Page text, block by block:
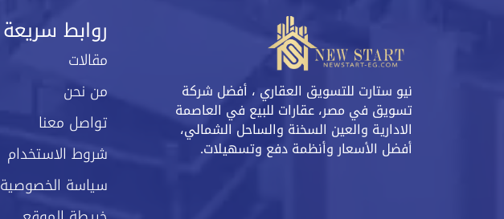
نيو ستارت للتسويق العقاري ، أفضل شركة
تسويق في مصر، عقارات للبيع في العاصمة
الادارية والعين السخنة والساحل الشمالي،
أفضل الأسعار وأنظمة دفع وتسهيلات.
روابط سريعة
مقالات
من نحن
تواصل معنا
شروط الاستخدام
سياسة الخصوصية